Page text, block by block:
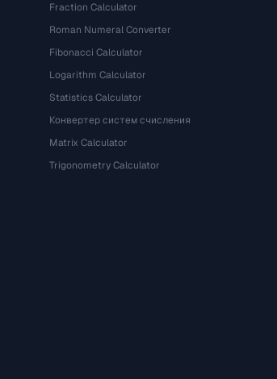
Fraction Calculator
Roman Numeral Converter
Fibonacci Calculator
Logarithm Calculator
Statistics Calculator
Конвертер систем счисления
Matrix Calculator
Trigonometry Calculator